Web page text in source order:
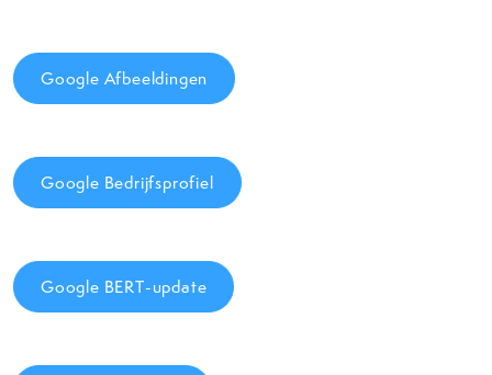
Google Afbeeldingen
Google Bedrijfsprofiel
Google BERT-update